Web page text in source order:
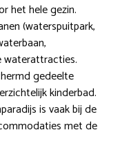
het hele gezin.
(waterspuitpark,
waterattracties.
gedeelte
kinderbad.
is vaak bij de
met de